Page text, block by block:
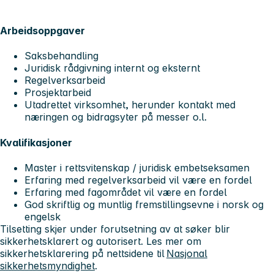
Arbeidsoppgaver
Saksbehandling
Juridisk rådgivning internt og eksternt
Regelverksarbeid
Prosjektarbeid
Utadrettet virksomhet, herunder kontakt med
næringen og bidragsyter på messer o.l.
Kvalifikasjoner
Master i rettsvitenskap / juridisk embetseksamen
Erfaring med regelverksarbeid vil være en fordel
Erfaring med fagområdet vil være en fordel
God skriftlig og muntlig fremstillingsevne i norsk og
engelsk
Tilsetting skjer under forutsetning av at søker blir
sikkerhetsklarert og autorisert. Les mer om
sikkerhetsklarering på nettsidene til Nasjonal
sikkerhetsmyndighet.